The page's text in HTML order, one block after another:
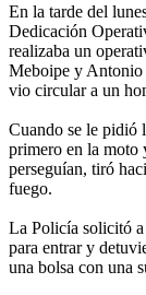
En la tarde del
Dedicación
realizaba un
Meboipe y Antonio
vio circular a un
Cuando se le pidió
primero en la moto
perseguían, tiró
fuego.
La Policía solicitó
para entrar y
una bolsa con una